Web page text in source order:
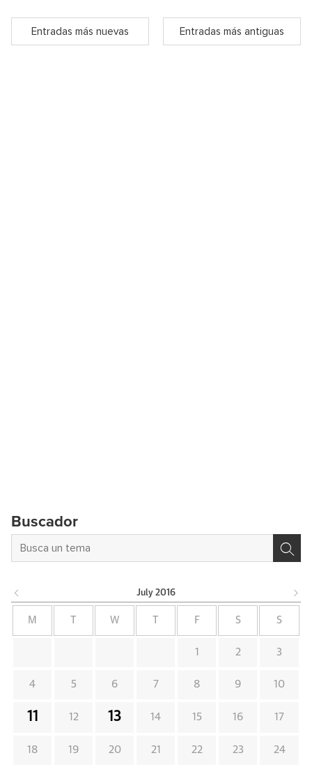
Entradas más nuevas Entradas más antiguas
Buscador
July 2016
M W F S S
1 2 3
4 5 6 7 8 9 10
11 12 13 14 15 16 17
18 19 20 21 22 23 24